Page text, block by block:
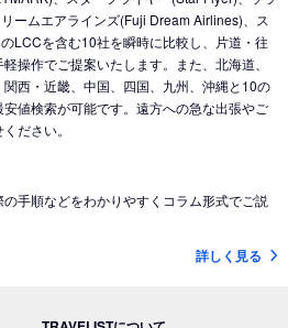
→ トロント (カナダ)
→コナ-ハワイ島 (ハワイ)
島 (インドネシア)
ディ（フィジー） (フィジー)
ラルンプール (マレーシア)
キナバル (マレーシア)
ア (ニューカレドニア)
ームエアラインズ(Fuji Dream Airlines)、ス
LCCを含む10社を瞬時に比較し、片道・往
操作でご提案いたします。また、北海道、
西・近畿、中国、四国、九州、沖縄と10の
値検索が可能です。遠方への急な出張やご
ださい。
手順などをわかりやすくコラム形式でご説
詳しく見る